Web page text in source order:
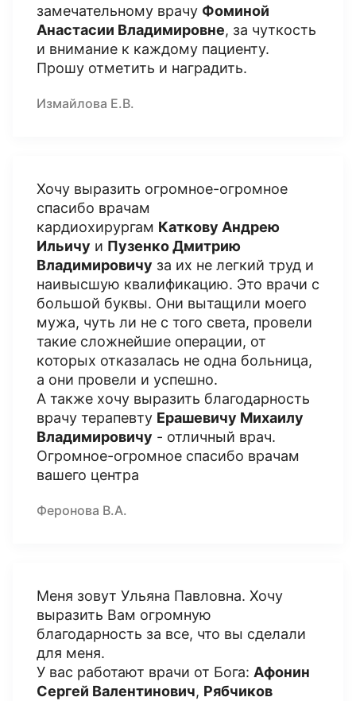
замечательному врачу Фоминой
Анастасии Владимировне, за чуткость
и внимание к каждому пациенту.
Прошу отметить и наградить.
Измайлова Е.В.
Хочу выразить огромное-огромное
спасибо врачам
кардиохирургам Каткову Андрею
Ильичу и Пузенко Дмитрию
Владимировичу за их не легкий труд и
наивысшую квалификацию. Это врачи с
большой буквы. Они вытащили моего
мужа, чуть ли не с того света, провели
такие сложнейшие операции, от
которых отказалась не одна больница,
а они провели и успешно.
А также хочу выразить благодарность
врачу терапевту Ерашевичу Михаилу
Владимировичу - отличный врач.
Огромное-огромное спасибо врачам
вашего центра
Феронова В.А.
Меня зовут Ульяна Павловна. Хочу
выразить Вам огромную
благодарность за все, что вы сделали
для меня.
У вас работают врачи от Бога: Афонин
Сергей Валентинович, Рябчиков